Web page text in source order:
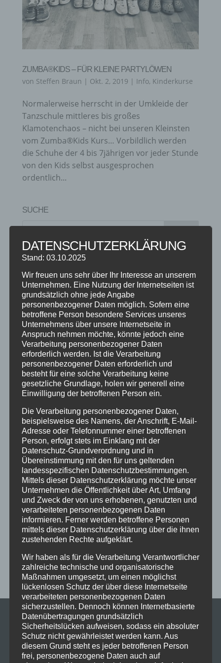
ZUMBA®KIDS – FÜR KLEINE PARTYLÖWEN
von Steffen Braun | Okt. 2, 2019 | Info, Kinderkurse
Normalerweise herrscht in der Umkleide der
Tanzschule mittleres bis großes
Klamotenchaos – nicht bei unseren Kleinsten
vom Zumba®Kids Kurs… Vorbildlich werden
die Schuhe der 4 bis 7jährigen vor jeder Stunde
von den Kids selbst ausgesprochen
ordentlich...
SUCHE
NEUESTE BEITRÄGE
SCHNUPPERTAG 2026
Abschlussball 2026
WEIHNACHTSFERIEN
KATEGORIEN
Kategorien
SCHLAGWÖRTER
2023 2024 Allgäu Anfängerkurs
Boogie
Charity
cool Corona Coronavirus
Dance
dancing
Deine Tanzschule Einsteigerkurs
Event
Ferien
Ferienprogramm Fitness
Fitnessprogramm
Fortgeschrittene
Gesellschaftstanz
Immenstadt
im Schloss
Jive Jugendliche online
Paartanz
Schaut hin!
Schloss Immenstadt
Silvester
Sommerferien
Streetdance tanzen
Tanzen lernen
Tanzkurs
Tanzpause Tanzschule
Tanzschulfamilie
Training
Weihnachten Workout
Workshop tanzen
Zumba Zumba Kurs Übungsabend
DATENSCHUTZERKLÄRUNG
Stand: 03.10.2025
Wir freuen uns sehr über Ihr Interesse an unserem
Unternehmen. Eine Nutzung der Internetseiten ist
grundsätzlich ohne jede Angabe
personenbezogener Daten möglich. Sofern eine
betroffene Person besondere Services unseres
Unternehmens über unsere Internetseite in
Anspruch nehmen möchte, könnte jedoch eine
Verarbeitung personenbezogener Daten
erforderlich werden. Ist die Verarbeitung
personenbezogener Daten erforderlich und
besteht für eine solche Verarbeitung keine
gesetzliche Grundlage, holen wir generell eine
Einwilligung der betroffenen Person ein.
Die Verarbeitung personenbezogener Daten,
beispielsweise des Namens, der Anschrift, E-Mail-
Adresse oder Telefonnummer einer betroffenen
Person, erfolgt stets im Einklang mit der
Datenschutz-Grundverordnung und in
Übereinstimmung mit den für uns geltenden
landesspezifischen Datenschutzbestimmungen.
Mittels dieser Datenschutzerklärung möchte unser
Unternehmen die Öffentlichkeit über Art, Umfang
und Zweck der von uns erhobenen, genutzten und
verarbeiteten personenbezogenen Daten
informieren. Ferner werden betroffene Personen
mittels dieser Datenschutzerklärung über die ihnen
zustehenden Rechte aufgeklärt.
Wir haben als für die Verarbeitung Verantwortlicher
zahlreiche technische und organisatorische
Maßnahmen umgesetzt, um einen möglichst
lückenlosen Schutz der über diese Internetseite
verarbeiteten personenbezogenen Daten
sicherzustellen. Dennoch können Internetbasierte
Datenübertragungen grundsätzlich
Sicherheitslücken aufweisen, sodass ein absoluter
Schutz nicht gewährleistet werden kann. Aus
diesem Grund steht es jeder betroffenen Person
frei, personenbezogene Daten auch auf